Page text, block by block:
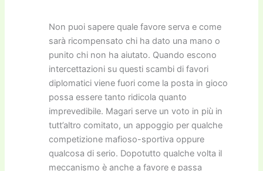
Non puoi sapere quale favore serva e come
sarà ricompensato chi ha dato una mano o
punito chi non ha aiutato. Quando escono
intercettazioni su questi scambi di favori
diplomatici viene fuori come la posta in gioco
possa essere tanto ridicola quanto
imprevedibile. Magari serve un voto in più in
tutt’altro comitato, un appoggio per qualche
competizione mafioso-sportiva oppure
qualcosa di serio. Dopotutto qualche volta il
meccanismo è anche a favore e passa